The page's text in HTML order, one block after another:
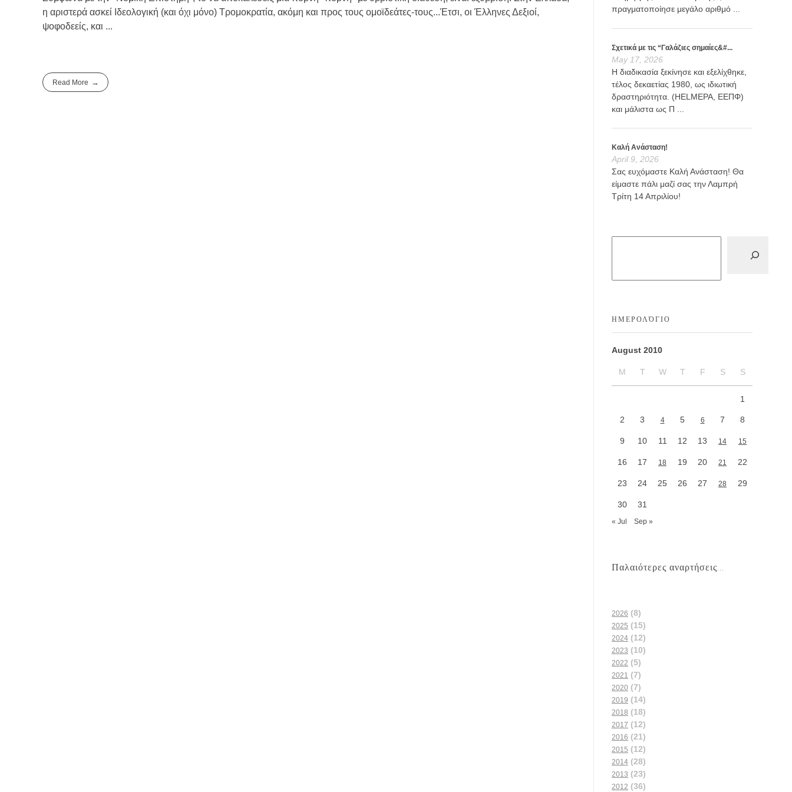
η αριστερά ασκεί Ιδεολογική (και όχι μόνο) Τρομοκρατία, ακόμη και προς τους ομοϊδεάτες-τους...Έτσι, οι Έλληνες Δεξιοί,
ψοφοδεείς, και ...
Read More
πραγματοποίησε μεγάλο αριθμό ...
Σχετικά με τις “Γαλάζιες σημαίες&#...
May 17, 2026
Η διαδικασία ξεκίνησε και εξελίχθηκε,
τέλος δεκαετίας 1980, ως ιδιωτική
δραστηριότητα. (HELMEPA, ΕΕΠΦ)
και μάλιστα ως Π ...
Καλή Ανάσταση!
April 9, 2026
Σας ευχόμαστε Καλή Ανάσταση! Θα
είμαστε πάλι μαζί σας την Λαμπρή
Τρίτη 14 Απριλίου!
ΗΜΕΡΟΛΌΓΙΟ
August 2010
M T W T F S S
1
2 3 4 5 6 7 8
9 10 11 12 13 14 15
16 17 18 19 20 21 22
23 24 25 26 27 28 29
30 31
« Jul Sep »
Παλαιότερες αναρτήσεις...
2026 (8)
2025 (15)
2024 (12)
2023 (10)
2022 (5)
2021 (7)
2020 (7)
2019 (14)
2018 (18)
2017 (12)
2016 (21)
2015 (12)
2014 (28)
2013 (23)
2012 (36)